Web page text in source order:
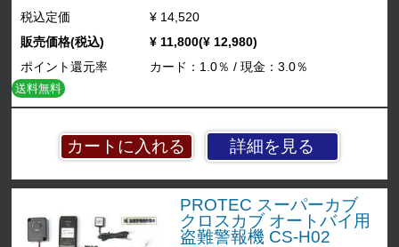
詳細を見る
税込定価
¥ 14,520
販売価格(税込)
¥ 11,800(¥ 12,980)
ポイント還元率
カード：1.0％ / 現金：3.0％
送料無料
PROTEC スーパーカブ
クロスカブ オートバイ用
盗難警報機 CS-H02